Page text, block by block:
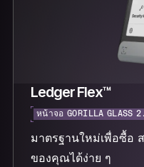
Ledger Flex™
หน้าจอ GORILLA GLASS
มาตรฐานใหม่เพื่อซื้อ
ของคุณได้ง่าย ๆ